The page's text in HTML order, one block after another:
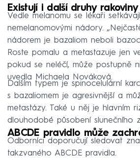
Existují i další druhy
Vedle melanomu se lékaři
nemelanomovými nádory.
nádorem je bazaliom neboli
Roste pomalu a metastazuje jen
pokud se neléčí, může postupně
uvedla Michaela Nováková.
Dalším typem je spinocelulární
s bazaliomem je agresivnější a
metastázy. Také u něj je hlavním
dlouhodobé působení slunečního
ABCDE pravidlo může
Odborníci doporučují sledovat
takzvaného ABCDE pravidla.